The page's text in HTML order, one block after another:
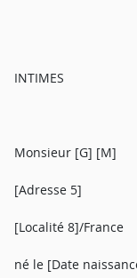
INTIMES
Monsieur [G] [M]
[Adresse 5]
[Localité 8]/France
né le [Date